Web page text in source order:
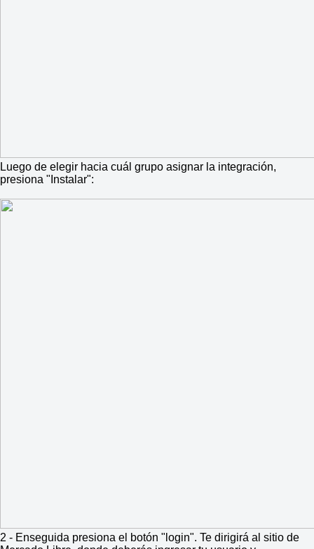
Luego de elegir hacia cuál grupo asignar la integración,
presiona "Instalar":
2 - Enseguida presiona el botón "login". Te dirigirá al sitio de